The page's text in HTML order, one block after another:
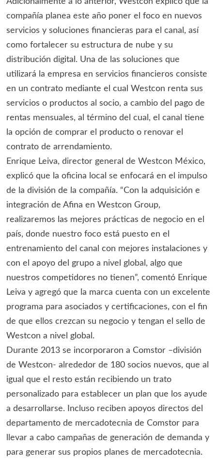
compañía planea este año poner el foco en nuevos
servicios y soluciones financieras para el canal, así
como fortalecer su estructura de nube y su
distribución digital. Una de las soluciones que
utilizará la empresa en servicios financieros consiste
en un contrato mediante el cual Westcon renta sus
servicios o productos al socio, a cambio del pago de
rentas mensuales, al término del cual, el canal tiene
la opción de comprar el producto o renovar el
contrato de arrendamiento.
Enrique Leiva, director general de Westcon México,
explicó que la oficina local se enfocará en el impulso
de la división de la compañía. “Con la adquisición e
integración de Afina en Westcon Group,
realizaremos las mejores prácticas de negocio en el
país, donde nuestro foco está puesto en el
entrenamiento del canal con mejores instalaciones y
con el apoyo del grupo a nivel global, algo que
nuestros competidores no tienen”, comentó Enrique
Leiva y agregó que la marca cuenta con un excelente
programa para asociados y certificaciones, con el fin
de que ellos crezcan su negocio y tengan el sello de
Westcon a nivel global.
Durante 2013 se incorporaron a Comstor –división
de Westcon- alrededor de 180 socios nuevos, que al
igual que el resto están recibiendo un trato
personalizado para establecer un plan que los ayude
a desarrollarse. Incluso reciben apoyos directos del
departamento de mercadotecnia de Comstor para
llevar a cabo campañas de generación de demanda y
para generar sus propios planes de mercadotecnia.